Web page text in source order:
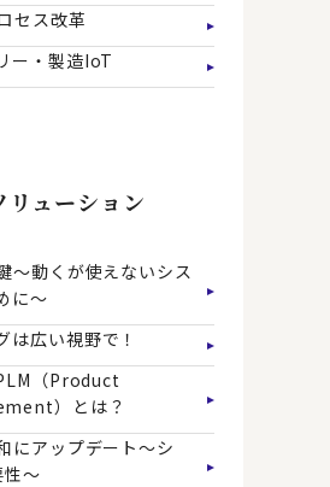
セス改革
ー・製造IoT
リューション
～動くが使えないシス
に～
は広い視野で！
（Product
）とは？
にアップデート～シ
性～